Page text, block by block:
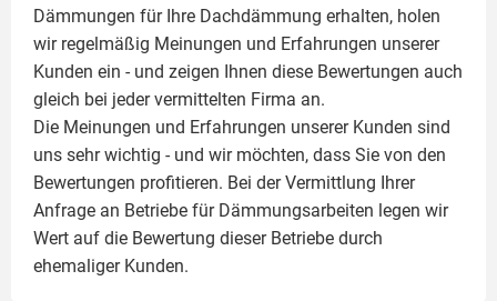
Dämmungen für Ihre Dachdämmung erhalten, holen
wir regelmäßig Meinungen und Erfahrungen unserer
Kunden ein - und zeigen Ihnen diese Bewertungen auch
gleich bei jeder vermittelten Firma an.
Die Meinungen und Erfahrungen unserer Kunden sind
uns sehr wichtig - und wir möchten, dass Sie von den
Bewertungen profitieren. Bei der Vermittlung Ihrer
Anfrage an Betriebe für Dämmungsarbeiten legen wir
Wert auf die Bewertung dieser Betriebe durch
ehemaliger Kunden.